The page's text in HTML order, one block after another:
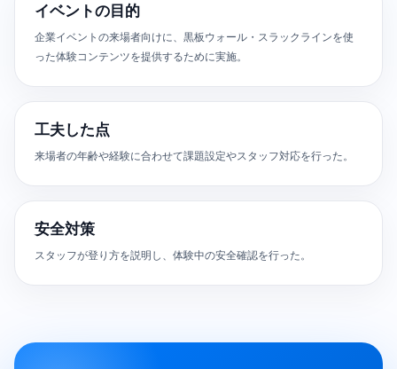
イベントの目的
企業イベントの来場者向けに、黒板ウォール・スラックラインを使
った体験コンテンツを提供するために実施。
工夫した点
来場者の年齢や経験に合わせて課題設定やスタッフ対応を行った。
安全対策
スタッフが登り方を説明し、体験中の安全確認を行った。